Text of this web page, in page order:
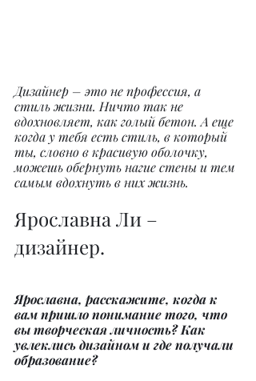
Дизайнер – это не профессия, а
стиль жизни. Ничто так не
вдохновляет, как голый бетон. А еще
когда у тебя есть стиль, в который
ты, словно в красивую оболочку,
можешь обернуть нагие стены и тем
самым вдохнуть в них жизнь.
Ярославна Ли –
дизайнер.
Ярославна, расскажите, когда к
вам пришло понимание того, что
вы творческая личность? Как
увлеклись дизайном и где получали
образование?